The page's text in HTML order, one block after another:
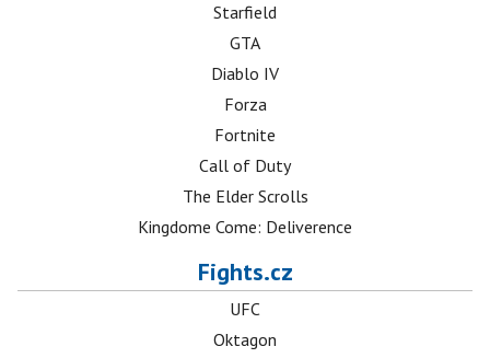
Starfield
GTA
Diablo IV
Forza
Fortnite
Call of Duty
The Elder Scrolls
Kingdome Come: Deliverence
Fights.cz
UFC
Oktagon